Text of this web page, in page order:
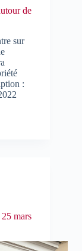
de
sur
:
mars